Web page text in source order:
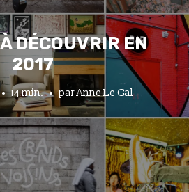
DÉCOUVRIR EN
2017
14 min. parAnne Le Gal